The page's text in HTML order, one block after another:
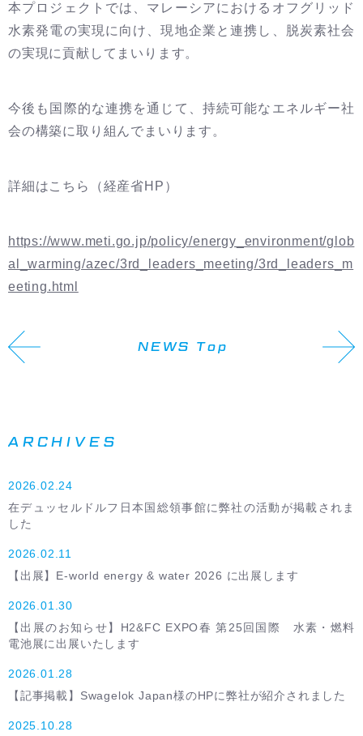
本プロジェクトでは、マレーシアにおけるオフグリッド
水素発電の実現に向け、現地企業と連携し、脱炭素社会
の実現に貢献してまいります。
今後も国際的な連携を通じて、持続可能なエネルギー社
会の構築に取り組んでまいります。
詳細はこちら（経産省HP）
https://www.meti.go.jp/policy/energy_environment/glob
al_warming/azec/3rd_leaders_meeting/3rd_leaders_m
eeting.html
NEWS Top
ARCHIVES
2026.02.24
在デュッセルドルフ日本国総領事館に弊社の活動が掲載されま
した
2026.02.11
【出展】E-world energy & water 2026 に出展します
2026.01.30
【出展のお知らせ】H2&FC EXPO春 第25回国際 水素・燃料
電池展に出展いたします
2026.01.28
【記事掲載】Swagelok Japan様のHPに弊社が紹介されました
2025.10.28